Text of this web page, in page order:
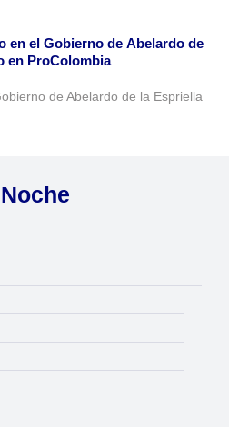
en el Gobierno de Abelardo de
en ProColombia
de Abelardo de la Espriella